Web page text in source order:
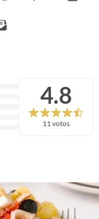
4.8
11 votos